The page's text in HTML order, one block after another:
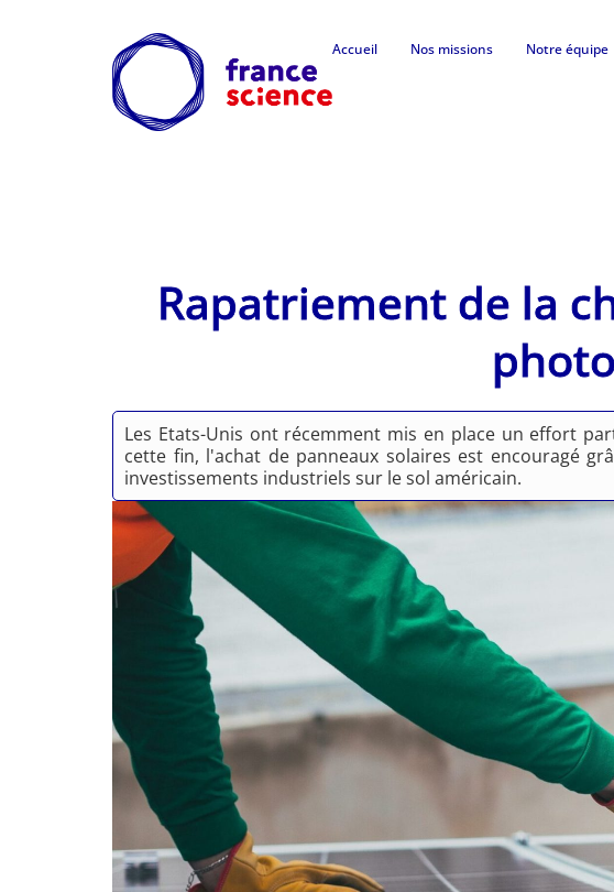
Accueil Nos missions Notre équipe
Rapatriement de la
Les Etats-Unis ont récemment mis en place un effort
cette fin, l'achat de panneaux solaires est encouragé
investissements industriels sur le sol américain.